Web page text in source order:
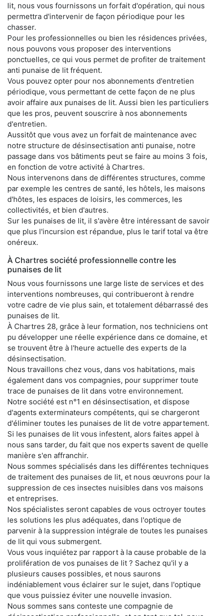
lit, nous vous fournissons un forfait d'opération, qui nous
permettra d'intervenir de façon périodique pour les
chasser.
Pour les professionnelles ou bien les résidences privées,
nous pouvons vous proposer des interventions
ponctuelles, ce qui vous permet de profiter de traitement
anti punaise de lit fréquent.
Vous pouvez opter pour nos abonnements d'entretien
périodique, vous permettant de cette façon de ne plus
avoir affaire aux punaises de lit. Aussi bien les particuliers
que les pros, peuvent souscrire à nos abonnements
d'entretien.
Aussitôt que vous avez un forfait de maintenance avec
notre structure de désinsectisation anti punaise, notre
passage dans vos bâtiments peut se faire au moins 3 fois,
en fonction de votre activité à Chartres.
Nous intervenons dans de différentes structures, comme
par exemple les centres de santé, les hôtels, les maisons
d'hôtes, les espaces de loisirs, les commerces, les
collectivités, et bien d'autres.
Sur les punaises de lit, il s'avère être intéressant de savoir
que plus l'incursion est répandue, plus le tarif total va être
onéreux.
À Chartres société professionnelle contre les
punaises de lit
Nous vous fournissons une large liste de services et des
interventions nombreuses, qui contribueront à rendre
votre cadre de vie plus sain, et totalement débarrassé des
punaises de lit.
À Chartres 28, grâce à leur formation, nos techniciens ont
pu développer une réelle expérience dans ce domaine, et
se trouvent être à l'heure actuelle des experts de la
désinsectisation.
Nous travaillons chez vous, dans vos habitations, mais
également dans vos compagnies, pour supprimer toute
trace de punaises de lit dans votre environnement.
Notre société est n°1 en désinsectisation, et dispose
d'agents exterminateurs compétents, qui se chargeront
d'éliminer toutes les punaises de lit de votre appartement.
Si les punaises de lit vous infestent, alors faites appel à
nous sans tarder, du fait que nos experts savent de quelle
manière s'en affranchir.
Nous sommes spécialisés dans les différentes techniques
de traitement des punaises de lit, et nous œuvrons pour la
suppression de ces insectes nuisibles dans vos maisons
et entreprises.
Nos spécialistes seront capables de vous octroyer toutes
les solutions les plus adéquates, dans l'optique de
parvenir à la suppression intégrale de toutes les punaises
de lit qui vous submergent.
Vous vous inquiétez par rapport à la cause probable de la
prolifération de vos punaises de lit ? Sachez qu'il y a
plusieurs causes possibles, et nous saurons
indéniablement vous éclairer sur le sujet, dans l'optique
que vous puissiez éviter une nouvelle invasion.
Nous sommes sans conteste une compagnie de